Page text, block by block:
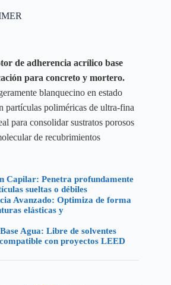
de adherencia acrílico base
para concreto y mortero.
blanquecino en estado
partículas poliméricas de ultra-fina
para consolidar sustratos porosos
de recubrimientos
Capilar: Penetra profundamente
sueltas o débiles
Avanzado: Optimiza de forma
elásticas y
Agua: Libre de solventes
con proyectos LEED